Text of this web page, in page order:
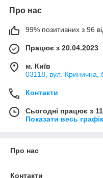
Про нас
99% позитивних з 96
Працює з 20.04.2023
м. Київ
03118, вул. Кринична,
Контакти
Сьогодні працює з
Показати весь
Про нас
Контакти